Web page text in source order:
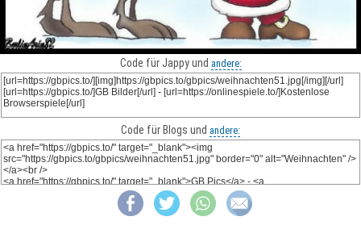
Code für Jappy und andere:
Code für Blogs und andere: